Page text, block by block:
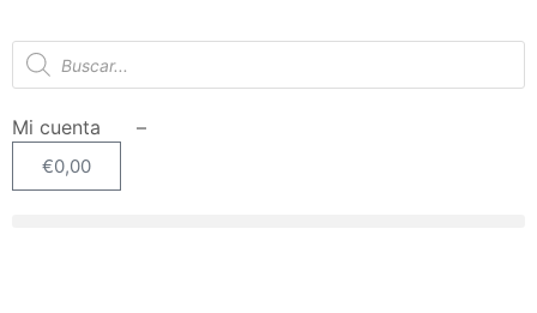
Mi cuenta –
€0,00